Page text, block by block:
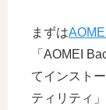
まずは
「AOMEI
てインスト
ティリティ」